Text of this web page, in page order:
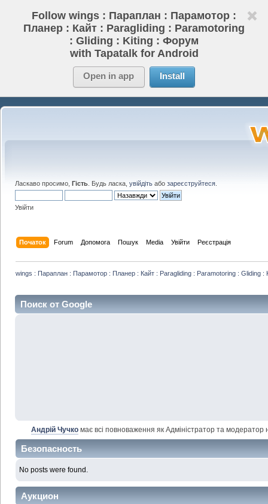
Follow wings : Параплан : Парамотор :
Планер : Кайт : Paragliding : Paramotoring
: Gliding : Kiting : Форум
with Tapatalk for Android
Open in app Install
Ласкаво просимо, Гість . Будь ласка, увійдіть або зареєструйтеся
Увійти
Початок Forum Допомога Пошук Media Увійти Реєстрація
wings : Параплан : Парамотор : Планер : Кайт : Paragliding : Paramotoring : Gliding :
Поиск от Google
Андрій Чучко має всі повноваження як Адміністратор та модератор
Безопасность
No posts were found.
Аукцион